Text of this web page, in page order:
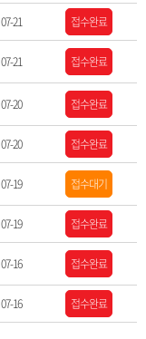
07-21 접수완료
07-21 접수완료
07-20 접수완료
07-20 접수완료
07-19 접수대기
07-19 접수완료
07-16 접수완료
07-16 접수완료